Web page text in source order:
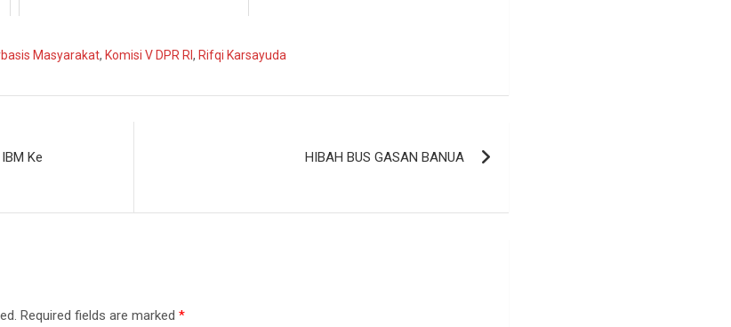
Masyarakat, Komisi V DPR RI, Rifqi Karsayuda
Ke
HIBAH BUS GASAN BANUA
Required fields are marked*